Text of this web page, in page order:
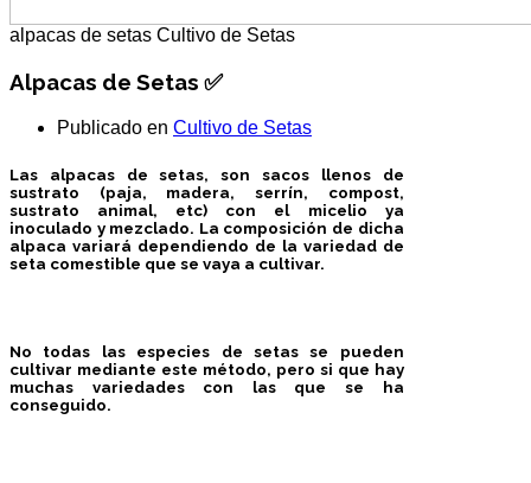
alpacas de setas Cultivo de Setas
Alpacas de Setas ✅
Publicado en Cultivo de Setas
Las alpacas de setas, son sacos llenos de
sustrato (paja, madera, serrín, compost,
sustrato animal, etc) con el micelio ya
inoculado y mezclado. La composición de dicha
alpaca variará dependiendo de la variedad de
seta comestible que se vaya a cultivar.
No todas las especies de setas se pueden
cultivar mediante este método, pero si que hay
muchas variedades con las que se ha
conseguido.